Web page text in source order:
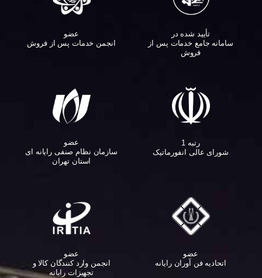
تأیید شده در
سامانه جامع خدمات پس از
فروش
عضو
انجمن خدمات پس از فروش
رتبه 1
شورای عالی انفورماتیک
عضو
سازمان نظام صنفی رایانه ای
استان تهران
عضو
اتحادیه فن آوران رایانه
عضو
انجمن وارد کنندگان کالا و
تجهیزات رایانه‌